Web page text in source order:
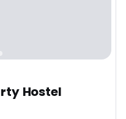
Hostel